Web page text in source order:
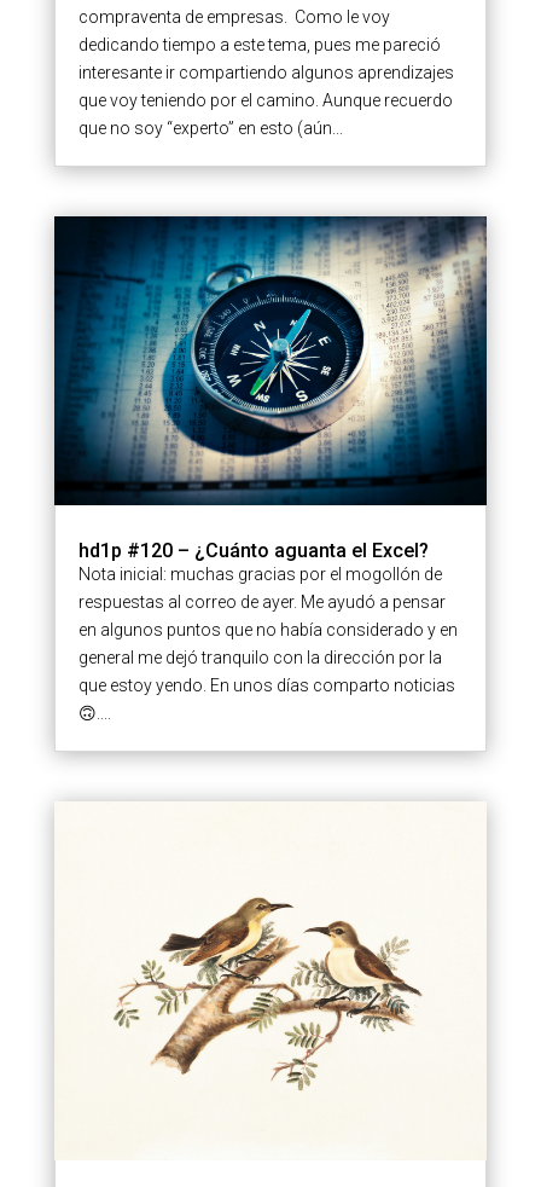
compraventa de empresas. Como le voy
dedicando tiempo a este tema, pues me pareció
interesante ir compartiendo algunos aprendizajes
que voy teniendo por el camino. Aunque recuerdo
que no soy “experto” en esto (aún...
hd1p #120 – ¿Cuánto aguanta el Excel?
Nota inicial: muchas gracias por el mogollón de
respuestas al correo de ayer. Me ayudó a pensar
en algunos puntos que no había considerado y en
general me dejó tranquilo con la dirección por la
que estoy yendo. En unos días comparto noticias
🙃....